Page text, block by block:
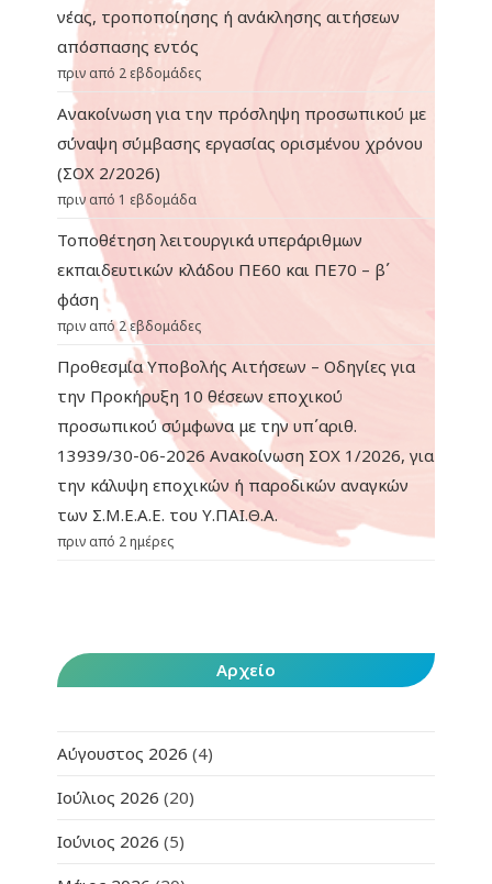
νέας, τροποποίησης ή ανάκλησης αιτήσεων
απόσπασης εντός
πριν από 2 εβδομάδες
Ανακοίνωση για την πρόσληψη προσωπικού με
σύναψη σύμβασης εργασίας ορισμένου χρόνου
(ΣΟΧ 2/2026)
πριν από 1 εβδομάδα
Τοποθέτηση λειτουργικά υπεράριθμων
εκπαιδευτικών κλάδου ΠΕ60 και ΠΕ70 – β΄
φάση
πριν από 2 εβδομάδες
Προθεσμία Υποβολής Αιτήσεων – Οδηγίες για
την Προκήρυξη 10 θέσεων εποχικού
προσωπικού σύμφωνα με την υπ΄αριθ.
13939/30-06-2026 Ανακοίνωση ΣΟΧ 1/2026, για
την κάλυψη εποχικών ή παροδικών αναγκών
των Σ.Μ.Ε.Α.Ε. του Υ.ΠΑΙ.Θ.Α.
πριν από 2 ημέρες
Αρχείο
Αύγουστος 2026 (4)
Ιούλιος 2026 (20)
Ιούνιος 2026 (5)